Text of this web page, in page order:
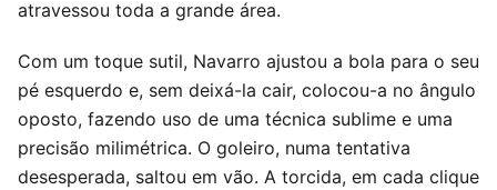
atravessou toda a grande área.
Com um toque sutil, Navarro ajustou a bola para o seu
pé esquerdo e, sem deixá-la cair, colocou-a no ângulo
oposto, fazendo uso de uma técnica sublime e uma
precisão milimétrica. O goleiro, numa tentativa
desesperada, saltou em vão. A torcida, em cada clique